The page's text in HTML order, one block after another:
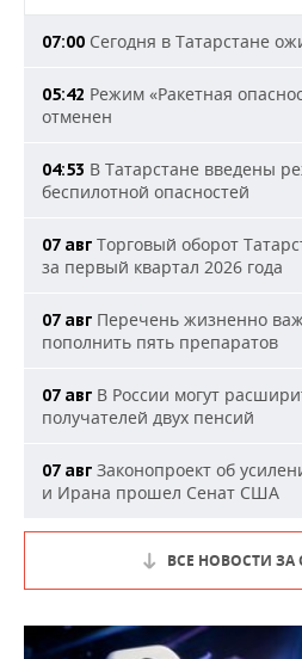
07:00 Сегодня в Татарстане
05:42 Режим «Ракетная
отменен
04:53 В Татарстане введены
беспилотной опасностей
07 авг Торговый оборот
за первый квартал 2026 года
07 авг Перечень жизненно
пополнить пять препаратов
07 авг В России могут
получателей двух пенсий
07 авг Законопроект об
и Ирана прошел Сенат США
ВСЕ НОВОСТИ ЗА